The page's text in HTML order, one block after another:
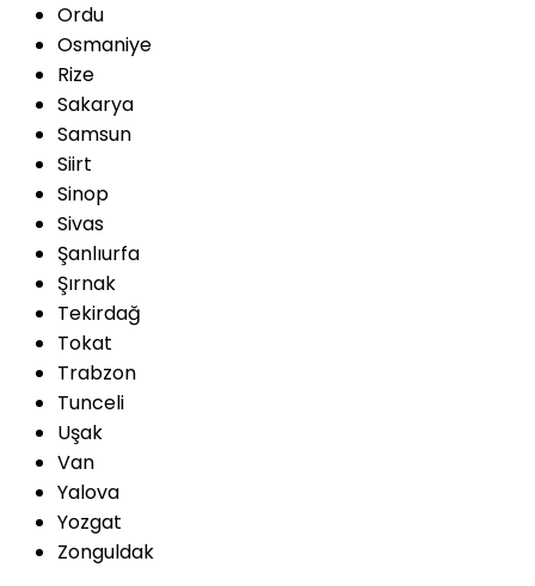
Ordu
Osmaniye
Rize
Sakarya
Samsun
Siirt
Sinop
Sivas
Şanlıurfa
Şırnak
Tekirdağ
Tokat
Trabzon
Tunceli
Uşak
Van
Yalova
Yozgat
Zonguldak